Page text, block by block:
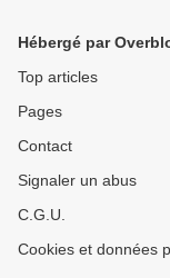
Hébergé par
Top articles
Pages
Contact
Signaler un abus
C.G.U.
Cookies et données